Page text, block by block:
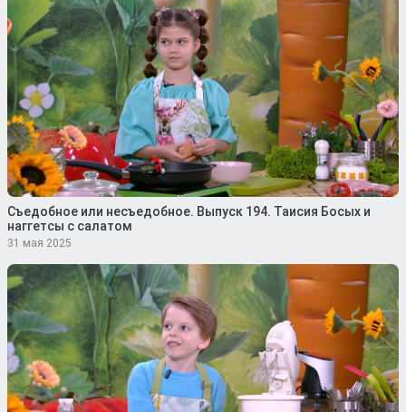
Съедобное или несъедобное. Выпуск 194. Таисия Босых и
наггетсы с салатом
31 мая 2025